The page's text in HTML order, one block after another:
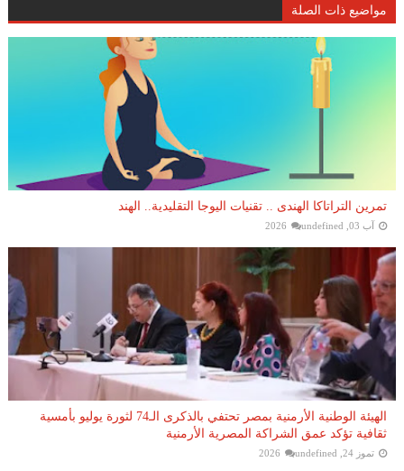
مواضيع ذات الصلة
تمرين التراتاكا الهندى .. تقنيات اليوجا التقليدية.. الهند
آب 03, 2026 undefined
الهيئة الوطنية الأرمنية بمصر تحتفي بالذكرى الـ74 لثورة يوليو بأمسية
ثقافية تؤكد عمق الشراكة المصرية الأرمنية
تموز 24, 2026 undefined